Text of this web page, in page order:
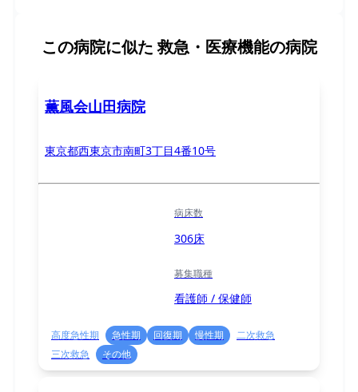
この病院に似た 救急・医療機能の病院
薫風会山田病院
東京都西東京市南町3丁目4番10号
病床数
306床
募集職種
看護師 / 保健師
高度急性期 急性期 回復期 慢性期
二次救急
三次救急
その他